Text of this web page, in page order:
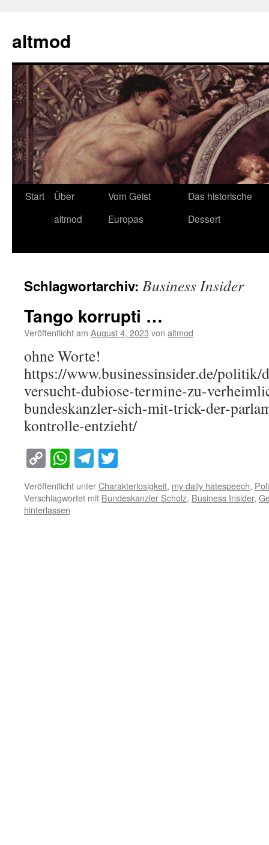
springen
altmod
Start
Über
altmod
Vom Geist
Europas
Das historische
Dessert
Schlagwortarchiv: Business Insider
Tango korrupti …
Veröffentlicht am August 4, 2023 von altmod
ohne Worte!
https://www.businessinsider.de/politik/
versucht-dubiose-termine-zu-
bundeskanzler-sich-mit-trick-der-
kontrolle-entzieht/
Copy
Link
WhatsApp
Telegram
Veröffentlicht unterCharakterlosigkeit, my daily hatespeech,
Verschlagwortet mit Bundeskanzler Scholz, Business Insider,
hinterlassen